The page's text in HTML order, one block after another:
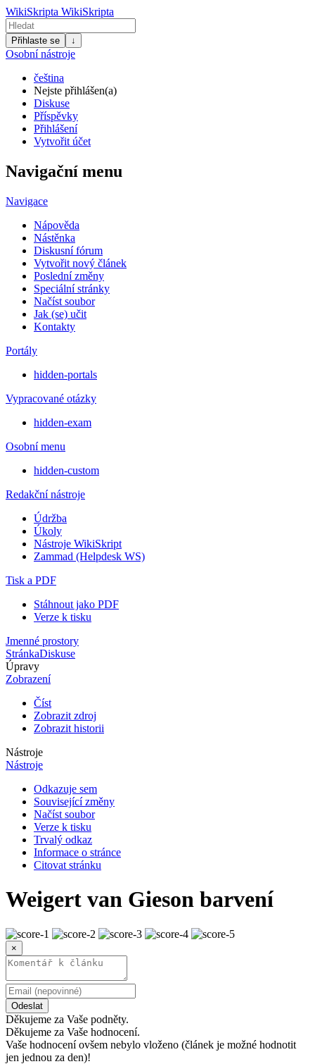
WikiSkripta WikiSkripta
Přihlaste se ↓
Osobní nástroje
čeština
Nejste přihlášen(a)
Diskuse
Příspěvky
Přihlášení
Vytvořit účet
Navigační menu
Navigace
Nápověda
Nástěnka
Diskusní fórum
Vytvořit nový článek
Poslední změny
Speciální stránky
Načíst soubor
Jak (se) učit
Kontakty
Portály
hidden-portals
Vypracované otázky
hidden-exam
Osobní menu
hidden-custom
Redakční nástroje
Údržba
Úkoly
Nástroje WikiSkript
Zammad (Helpdesk WS)
Tisk a PDF
Stáhnout jako PDF
Verze k tisku
Jmenné prostory
StránkaDiskuse
Úpravy
Zobrazení
Číst
Zobrazit zdroj
Zobrazit historii
Nástroje
Nástroje
Odkazuje sem
Související změny
Načíst soubor
Verze k tisku
Trvalý odkaz
Informace o stránce
Citovat stránku
Weigert van Gieson barvení
×
Odeslat
Děkujeme za Vaše podněty.
Děkujeme za Vaše hodnocení.
Vaše hodnocení ovšem nebylo vloženo (článek je možné hodnotit
jen jednou za den)!